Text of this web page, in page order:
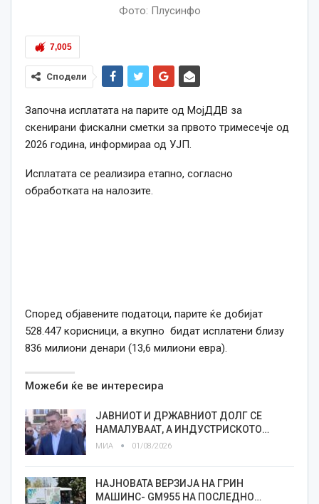
Фото: Плусинфо
7,005
Сподели
Започна исплатата на парите од МојДДВ за
скенирани фискални сметки за првото тримесечје од
2026 година, информираа од УЈП.
Исплатата се реализира етапно, согласно
обработката на налозите.
Според објавените податоци, парите ќе добијат
528.447 корисници, а вкупно бидат исплатени близу
836 милиони денари (13,6 милиони евра).
Можеби ќе ве интересира
ЈАВНИОТ И ДРЖАВНИОТ ДОЛГ СЕ
НАМАЛУВААТ, А ИНДУСТРИСКОТО…
МИА 01/08/2026
НАЈНОВАТА ВЕРЗИЈА НА ГРИН
МАШИНС- GM955 НА ПОСЛЕДНО…